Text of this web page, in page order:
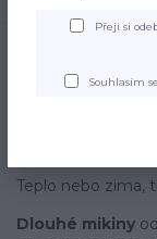
Teplo nebo zima,
Dlouhé mikiny
Přeji si
Souhlasím se